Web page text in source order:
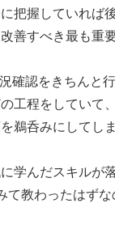
把握していれば
善すべき最も重
認をきちんと
工程をしていて
鵜呑みにしてし
学んだスキル
教わったはずな